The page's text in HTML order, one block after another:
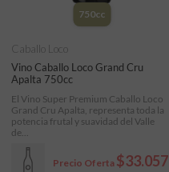
750cc
Vino Caballo Loco Grand Cru
Apalta 750cc
Precio Oferta $33.057
Caballo Loco
El Vino Super Premium Caballo Loco
Grand Cru Apalta, representa toda la
potencia frutal y suavidad del Valle
de...